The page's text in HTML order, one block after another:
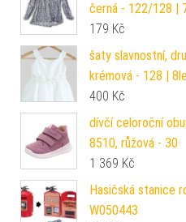
černá - 122/128 |
179 Kč
šaty slavnostní,
krémová - 128 |
400 Kč
dívčí celoroční
8510, růžová - 30
1 369 Kč
Hasičská stanice
W050443